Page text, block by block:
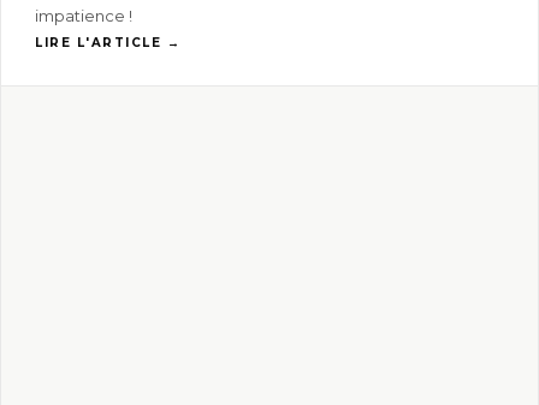
impatience !
LIRE L'ARTICLE →